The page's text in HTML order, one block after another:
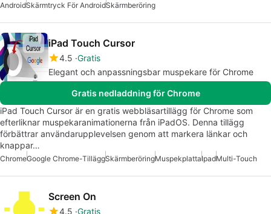
AndroidSkärmtryck För AndroidSkärmberöring
iPad Touch Cursor
4.5 Gratis
Elegant och anpassningsbar muspekare för Chrome
Gratis nedladdning för Chrome
iPad Touch Cursor är en gratis webbläsartillägg för Chrome som
efterliknar muspekaranimationerna från iPadOS. Denna tillägg
förbättrar användarupplevelsen genom att markera länkar och
knappar…
ChromeGoogle Chrome-TilläggSkärmberöringMuspekplattaIpadMulti-Touch
Screen On
4.5 Gratis